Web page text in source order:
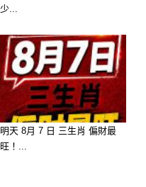
少...
明天 8月 7 日 三生肖 偏財最
旺！...